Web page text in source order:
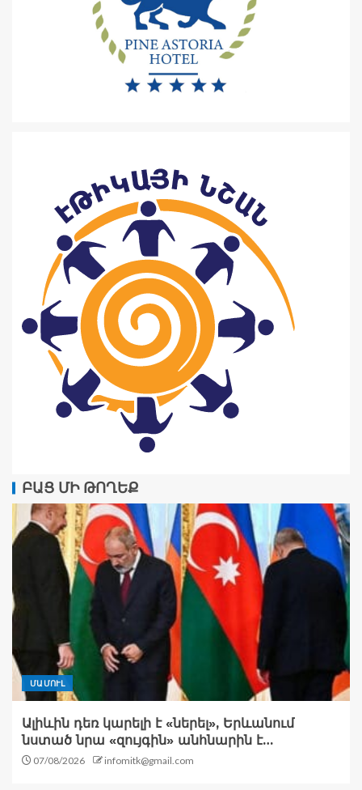
ԲԱՑ ՄԻ ԹՈՂԵՔ
ՄԱՄՈՒԼ
Ալիևին դեռ կարելի է «ներել», Երևանում
նստած նրա «զույգին» անհնարին է…
07/08/2026 infomitk@gmail.com